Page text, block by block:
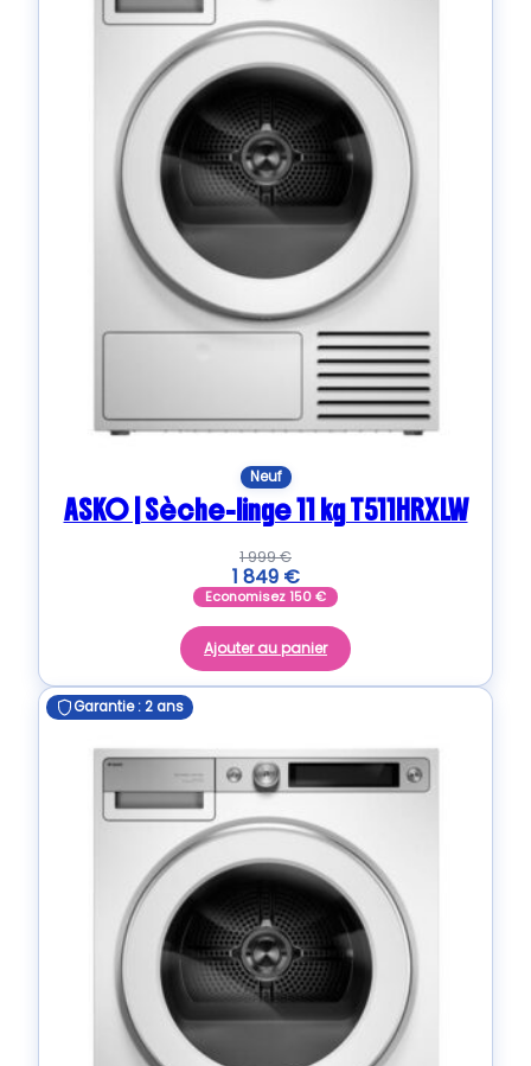
Neuf
ASKO | Sèche-linge 11 kg T511HRXLW
1 999€
1 849 €
Economisez150€
Ajouter au panier
Garantie : 2 ans